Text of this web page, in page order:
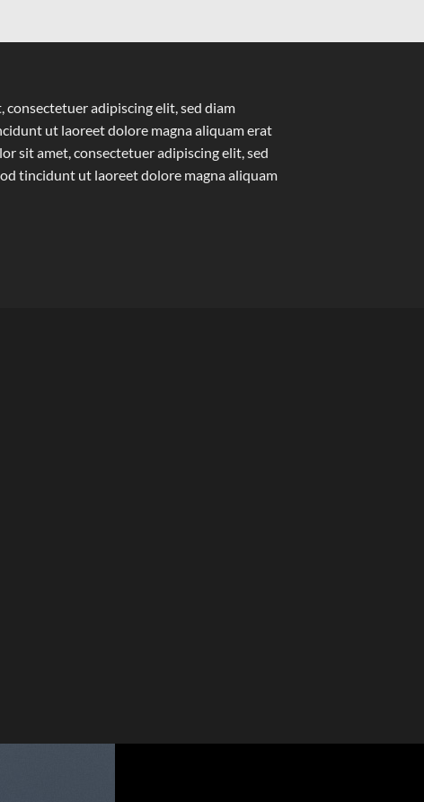
consectetuer adipiscing elit, sed diam
ut laoreet dolore magna aliquam erat
sit amet, consectetuer adipiscing elit, sed
tincidunt ut laoreet dolore magna aliquam